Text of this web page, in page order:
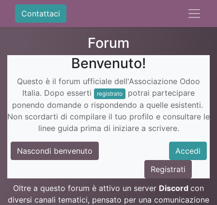
Contattaci
Forum
Benvenuto!
Questo è il forum ufficiale dell'Associazione Odoo
Italia. Dopo esserti
registrato
potrai partecipare
ponendo domande o rispondendo a quelle esistenti.
Non scordarti di compilare il tuo profilo e consultare le
linee guida prima di iniziare a scrivere.
Nascondi benvenuto
Accedi
Registrati
Oltre a questo forum è attivo un server Discord con
diversi canali tematici, pensato per una comunicazione